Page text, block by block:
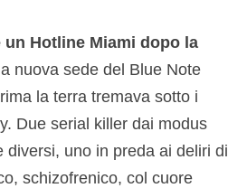
un Hotline Miami dopo la
nuova sede del Blue Note
la terra tremava sotto i
Due serial killer dai modus
diversi, uno in preda ai deliri di
schizofrenico, col cuore